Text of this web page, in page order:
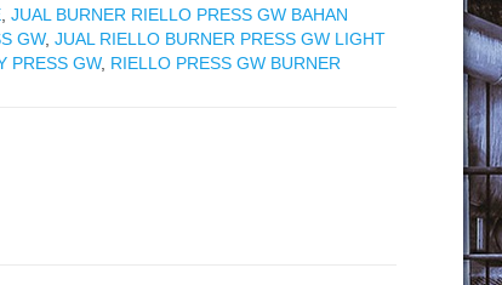
JUAL BURNER RIELLO PRESS GW BAHAN
GW, JUAL RIELLO BURNER PRESS GW LIGHT
PRESS GW, RIELLO PRESS GW BURNER